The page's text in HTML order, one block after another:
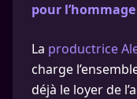
pour l’hommage
La productrice
charge
déjà le loyer de